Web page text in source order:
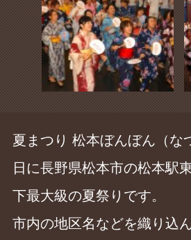
夏まつり 松本ぼんぼん（な
日に長野県松本市の松本駅
下最大級の夏祭りです。
市内の地区名などを織り込